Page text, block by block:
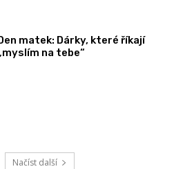
matek: Dárky, které říkají
na tebe“
Načíst další